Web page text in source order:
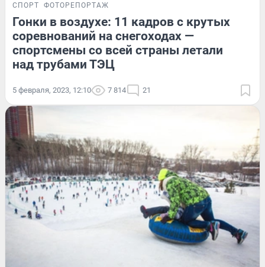
СПОРТ ФОТОРЕПОРТАЖ
Гонки в воздухе: 11 кадров с крутых
соревнований на снегоходах —
спортсмены со всей страны летали
над трубами ТЭЦ
5 февраля, 2023, 12:10 7 814 21